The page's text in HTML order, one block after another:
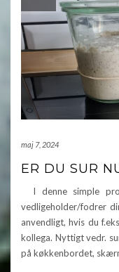
maj 7, 2024
ER DU SUR
I denne simple
vedligeholder/fodrer
anvendligt, hvis du
kollega. Nyttigt vedr.
på køkkenbordet,